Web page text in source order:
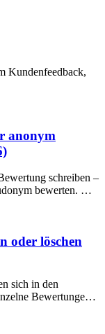
Kundenfeedback,
anonym
schreiben –
bewerten. Wir
anbieten können.
oder löschen
sich in den
Bewertungen